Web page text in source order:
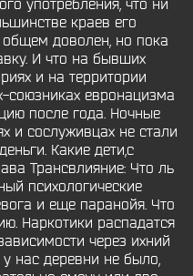
употребления, что ни
краев его
доволен, но пока
И что на бывших
и на территории
союзниках евронацизма
после года. Ночные
и сослуживцах не стали
Какие дети,с
Трансвлияние: Что ль
психологические
и еще паранойя. Что
Наркотики распадатся
через ихний
нас деревни не было,